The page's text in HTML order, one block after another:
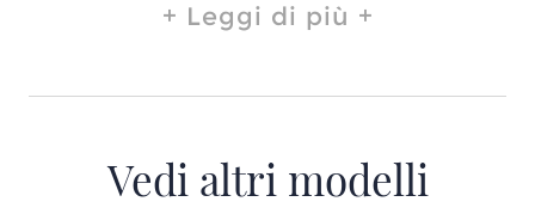
Leggi di più
Vedi altri modelli